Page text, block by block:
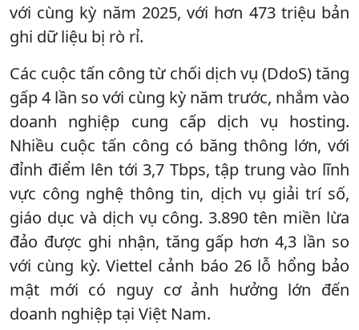
với cùng kỳ năm 2025, với hơn 473 triệu bản
ghi dữ liệu bị rò rỉ.
Các cuộc tấn công từ chối dịch vụ (DdoS) tăng
gấp 4 lần so với cùng kỳ năm trước, nhắm vào
doanh nghiệp cung cấp dịch vụ hosting.
Nhiều cuộc tấn công có băng thông lớn, với
đỉnh điểm lên tới 3,7 Tbps, tập trung vào lĩnh
vực công nghệ thông tin, dịch vụ giải trí số,
giáo dục và dịch vụ công. 3.890 tên miền lừa
đảo được ghi nhận, tăng gấp hơn 4,3 lần so
với cùng kỳ. Viettel cảnh báo 26 lỗ hổng bảo
mật mới có nguy cơ ảnh hưởng lớn đến
doanh nghiệp tại Việt Nam.